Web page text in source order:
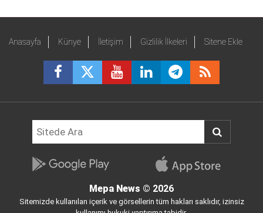
Anasayfa Künye İletişim Gizlilik İlkeleri Sitene Ekle
Mepa News © 2026
Sitemizde kullanılan içerik ve görsellerin tüm hakları saklıdır, izinsiz